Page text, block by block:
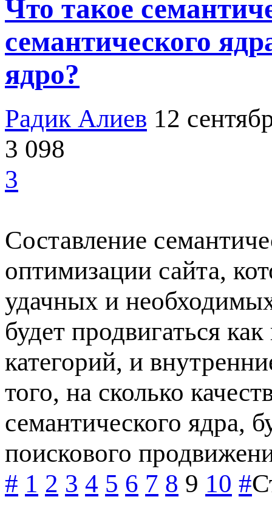
Что такое
семантического
ядро?
Радик Алиев 12
3 098
3
Составление
оптимизации сайта,
удачных и
будет продвигаться
категорий, и
того, на сколько
семантического ядра,
поискового
# 1 2 3 4 5 6 7 8 9 10 #